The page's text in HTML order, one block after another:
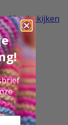
Alles bekijken